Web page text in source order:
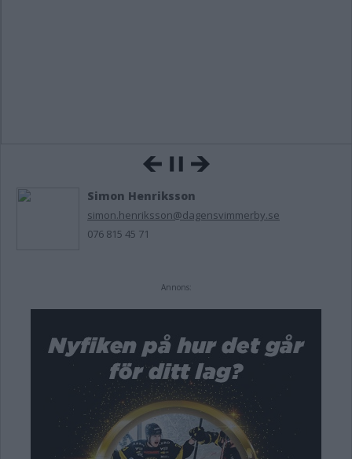
Simon Henriksson
simon.henriksson@dagensvimmerby.se
076 815 45 71
Annons: